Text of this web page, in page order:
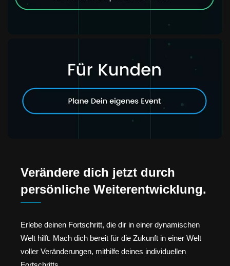
Verändere dich jetzt durch
persönliche Weiterentwicklung.
Erlebe deinen Fortschritt, die dir in einer dynamischen
Welt hilft. Mach dich bereit für die Zukunft in einer Welt
voller Veränderungen, mithilfe deines individuellen